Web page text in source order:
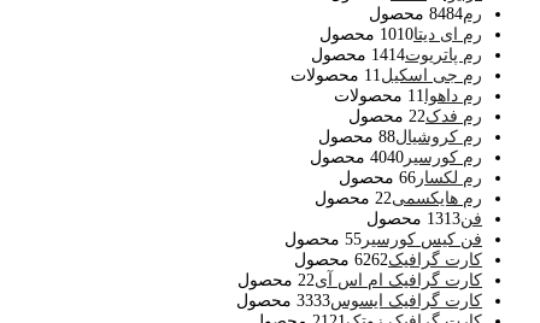
رم
8484 محصول
رم ای دیتا
1010 محصول
رم پاتریوت
1414 محصول
رم جی اسکیل
1 1 محصولات
رم داهوا
1 1 محصولات
رم فدک 22 محصول
رم کروشیال 88 محصول
رم کورسیر
4040 محصول
رم لکسار
66 محصول
رم هایکسمی 22 محصول
فن
1313 محصول
فن کیس کورسیر
55 محصول
کارت گرافیک
6262 محصول
کارت گرافیک ام اس آی 22 محصول
کارت گرافیک ایسوس
3333 محصول